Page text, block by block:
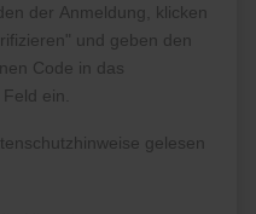
der Anmeldung, klicken
und geben den
Code in das
ein.
gelesen